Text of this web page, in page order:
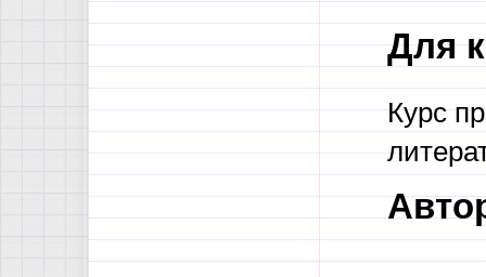
Для
Курс